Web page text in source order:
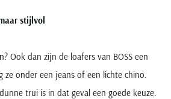
stijlvol
Ook dan zijn de loafers van BOSS een
ze onder een jeans of een lichte chino.
trui is in dat geval een goede keuze.